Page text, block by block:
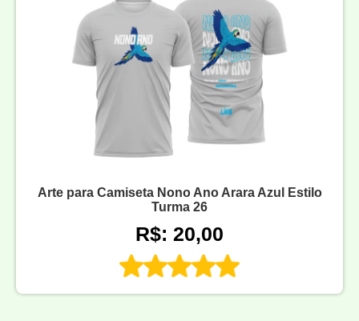
Arte para Camiseta Nono Ano Arara Azul Estilo
Turma 26
R$: 20,00